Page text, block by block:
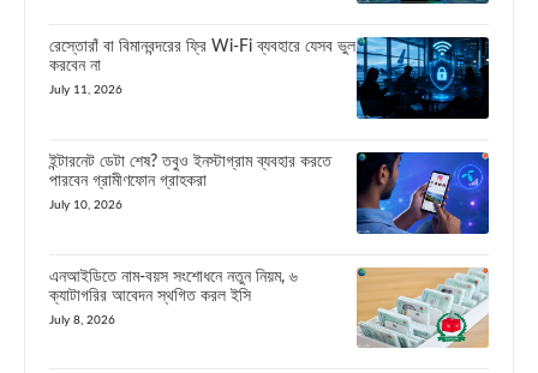
রেস্তোরাঁ বা বিমানবন্দরের ফ্রি Wi-Fi ব্যবহারে যেসব ভুল
করবেন না
July 11, 2026
ইন্টারনেট ডেটা শেষ? তবুও ইনস্টাগ্রাম ব্যবহার করতে
পারবেন গ্রামীণফোন গ্রাহকরা
July 10, 2026
এনআইডিতে নাম-বয়স সংশোধনে নতুন নিয়ম, ৬
ক্যাটাগরির আবেদন স্থগিত করল ইসি
July 8, 2026